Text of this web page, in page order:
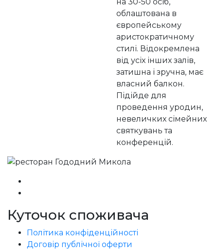
облаштована в
європейському
аристократичному
стилі. Відокремлена
від усіх інших залів,
затишна і зручна, має
власний балкон.
Підійде для
проведення уродин,
невеличких сімейних
святкувань та
конференцій.
Куточок споживача
Політика конфіденційності
Договір публічної оферти